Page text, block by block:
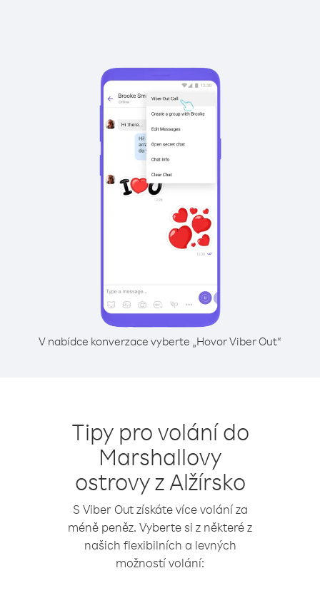
V nabídce konverzace vyberte „Hovor Viber Out“
Tipy pro volání do
Marshallovy
ostrovy z Alžírsko
S Viber Out získáte více volání za
méně peněz. Vyberte si z některé z
našich flexibilních a levných
možností volání: